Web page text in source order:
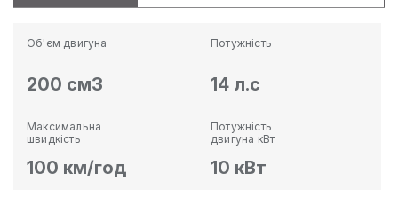
Об'єм двигуна
200 см3
Потужність
14 л.с
Максимальна
швидкість
100 км/год
Потужність
двигуна кВт
10 кВт